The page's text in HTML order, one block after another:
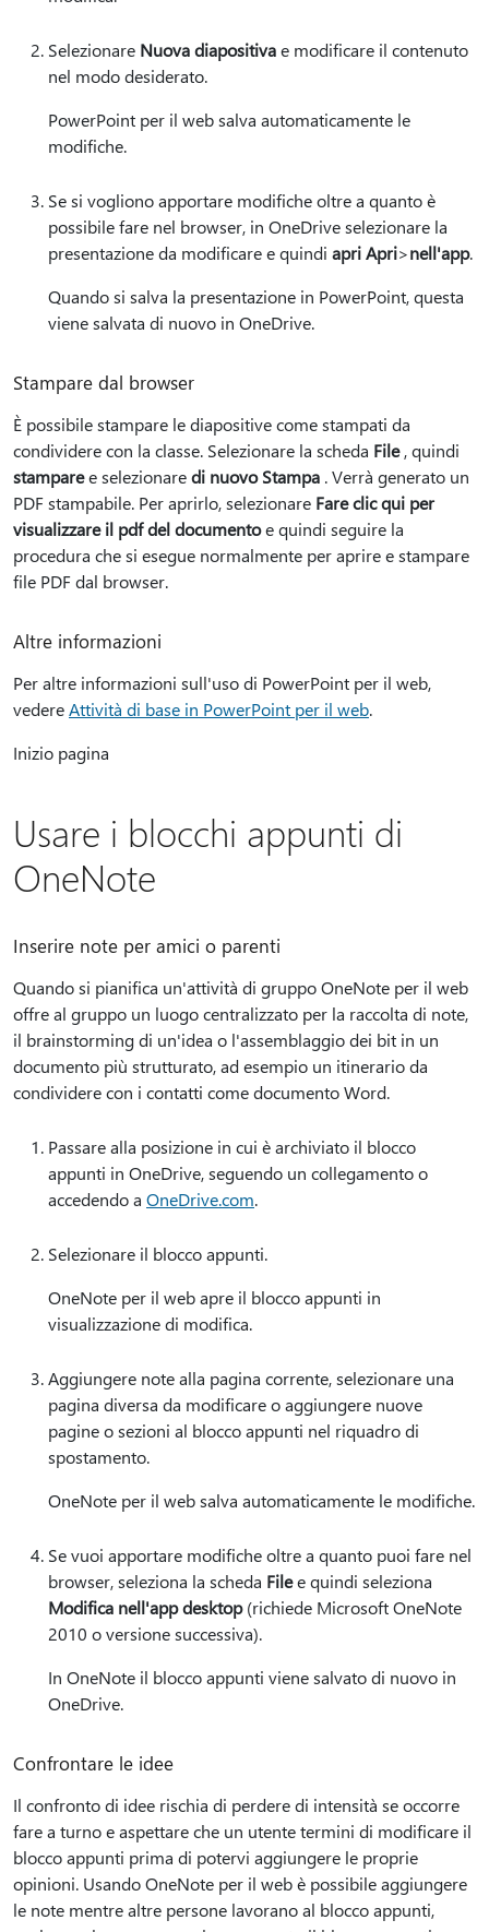
Selezionare Nuova diapositivae modificare il contenuto
nel modo desiderato.
PowerPoint per il web salva automaticamente le
modifiche.
Se si vogliono apportare modifiche oltre a quanto è
possibile fare nel browser, in OneDrive selezionare la
presentazione da modificare e quindi apri Apri>nell'app.
Quando si salva la presentazione in PowerPoint, questa
viene salvata di nuovo in OneDrive.
Stampare dal browser
È possibile stampare le diapositive come stampati da
condividere con la classe. Selezionare la scheda File, quindi
stamparee selezionaredi nuovo Stampa . Verrà generato un
PDF stampabile. Per aprirlo, selezionare Fare clic qui per
visualizzare il pdf del documentoe quindi seguire la
procedura che si esegue normalmente per aprire e stampare
file PDF dal browser.
Altre informazioni
Per altre informazioni sull'uso di PowerPoint per il web,
vedereAttività di base in PowerPoint per il web.
Inizio pagina
Usare i blocchi appunti di
OneNote
Inserire note per amici o parenti
Quando si pianifica un'attività di gruppo OneNote per il web
offre al gruppo un luogo centralizzato per la raccolta di note,
il brainstorming di un'idea o l'assemblaggio dei bit in un
documento più strutturato, ad esempio un itinerario da
condividere con i contatti come documento Word.
Passare alla posizione in cui è archiviato il blocco
appunti in OneDrive, seguendo un collegamento o
accedendo a OneDrive.com.
Selezionare il blocco appunti.
OneNote per il web apre il blocco appunti in
visualizzazione di modifica.
Aggiungere note alla pagina corrente, selezionare una
pagina diversa da modificare o aggiungere nuove
pagine o sezioni al blocco appunti nel riquadro di
spostamento.
OneNote per il web salva automaticamente le modifiche.
Se vuoi apportare modifiche oltre a quanto puoi fare nel
browser, seleziona la scheda Filee quindi seleziona
Modifica nell'app desktop(richiede Microsoft OneNote
2010 o versione successiva).
In OneNote il blocco appunti viene salvato di nuovo in
OneDrive.
Confrontare le idee
Il confronto di idee rischia di perdere di intensità se occorre
fare a turno e aspettare che un utente termini di modificare il
blocco appunti prima di potervi aggiungere le proprie
opinioni. Usando OneNote per il web è possibile aggiungere
le note mentre altre persone lavorano al blocco appunti,